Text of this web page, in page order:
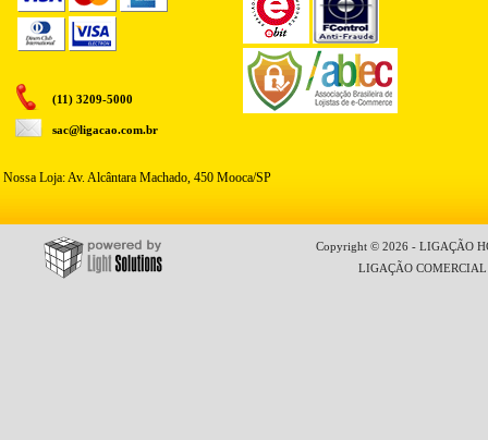
(11) 3209-5000
sac@ligacao.com.br
Nossa Loja: Av. Alcântara Machado, 450 Mooca/SP
Copyright © 2026 - LIGAÇÃO
LIGAÇÃO